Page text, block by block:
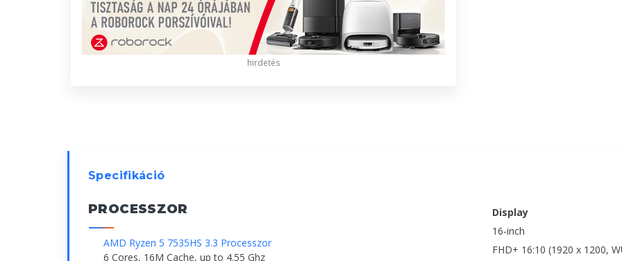
hirdetés
Specifikáció
PROCESSZOR
AMD Ryzen 5 7535HS 3.3 Processzor
6 Cores, 16M Cache, up to 4.55 Ghz
Display
16-inch
FHD+ 16:10 (1920 x 1200,